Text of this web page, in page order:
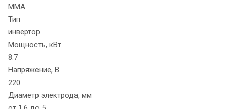
MMA
Тип
инвертор
Мощность, кВт
8.7
Напряжение, В
220
Диаметр электрода, мм